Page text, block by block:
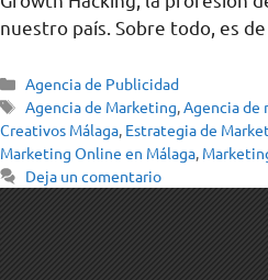
nuestro país. Sobre todo, es
Agencia de Publicidad
Agencia de Marketing,Agencia de
Creativos Málaga, Estrategia de
Marketing Online en Málaga,
Deja un comentario